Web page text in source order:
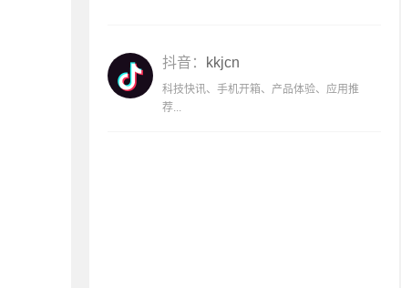
抖音： kkjcn
科技快讯、手机开箱、产品体验、应用推
荐...